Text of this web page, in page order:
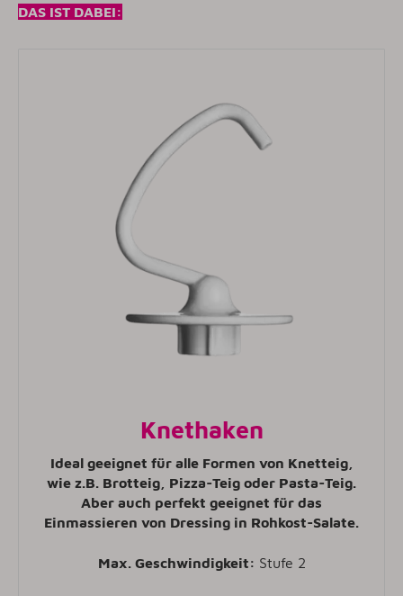
DAS IST DABEI:
Knethaken
Ideal geeignet für alle Formen von Knetteig,
wie z.B. Brotteig, Pizza-Teig oder Pasta-Teig.
Aber auch perfekt geeignet für das
Einmassieren von Dressing in Rohkost-Salate.
Max. Geschwindigkeit: Stufe 2